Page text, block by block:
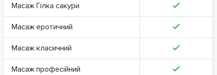
Масаж Гілка сакури
Масаж еротичний
Масаж класичний
Масаж професійний